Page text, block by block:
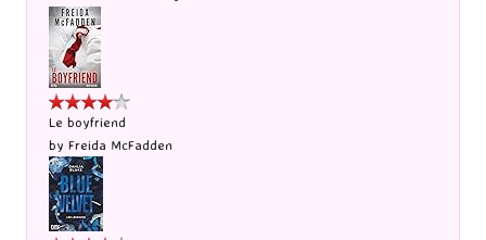
Le boyfriend
by Freida McFadden